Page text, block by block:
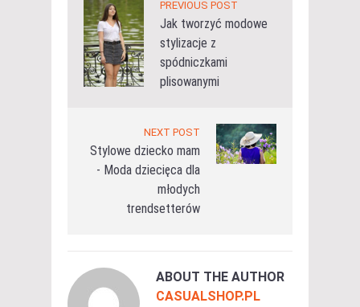
PREVIOUS POST
Jak tworzyć modowe
stylizacje z
spódniczkami
plisowanymi
NEXT POST
Stylowe dziecko mam
- Moda dziecięca dla
młodych
trendsetterów
ABOUT THE AUTHOR
CASUALSHOP.PL